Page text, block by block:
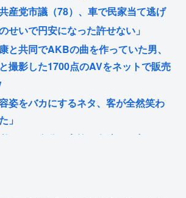
産党市議（78）、車で民家当て逃げ
せいで円安になった許せない」
と共同でAKBの曲を作っていた男、
撮影した1700点のAVをネットで販売
姿をバカにするネタ、客が全然笑わ
」
要か？自分と家族と友達さえ良けれ
わ」7万いいね